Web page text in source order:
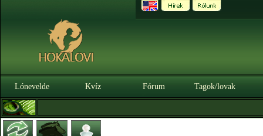
Lónevelde Kvíz Fórum Tagok/lovak